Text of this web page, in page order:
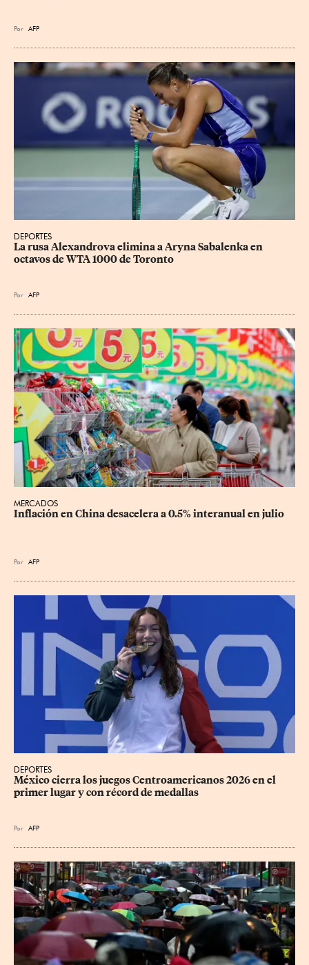
Por AFP
DEPORTES
La rusa Alexandrova elimina a Aryna Sabalenka en
octavos de WTA 1000 de Toronto
Por AFP
MERCADOS
Inflación en China desacelera a 0.5% interanual en julio
Por AFP
DEPORTES
México cierra los juegos Centroamericanos 2026 en el
primer lugar y con récord de medallas
Por AFP